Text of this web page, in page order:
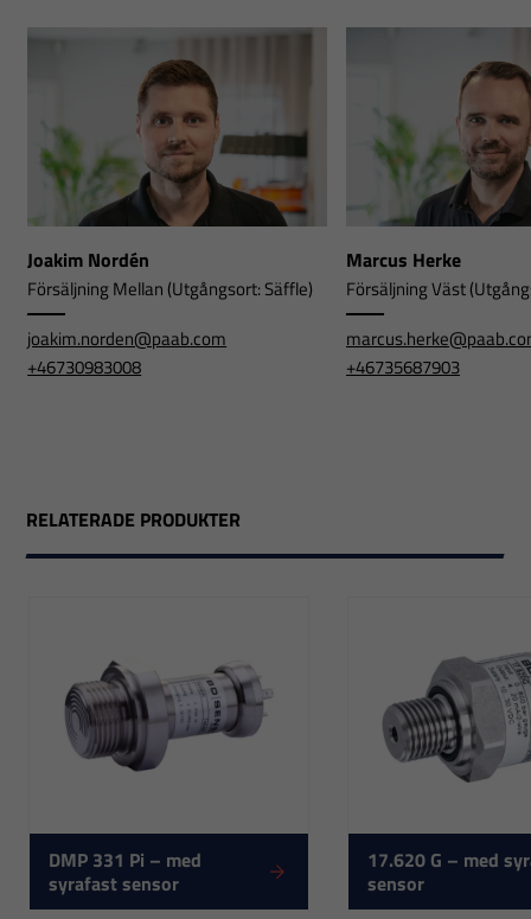
Joakim Nordén
Försäljning Mellan (Utgångsort: Säffle)
joakim.norden@paab.com
+46730983008
Marcus Herke
Försäljning Väst
+46735687903
RELATERADE PRODUKTER
DMP 331 Pi – med
syrafast sensor
17.620 G – med
sensor